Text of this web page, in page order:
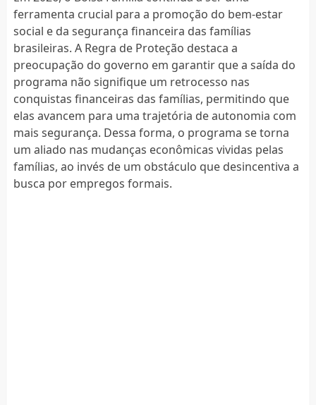
ferramenta crucial para a promoção do bem-estar
social e da segurança financeira das famílias
brasileiras. A Regra de Proteção destaca a
preocupação do governo em garantir que a saída do
programa não signifique um retrocesso nas
conquistas financeiras das famílias, permitindo que
elas avancem para uma trajetória de autonomia com
mais segurança. Dessa forma, o programa se torna
um aliado nas mudanças econômicas vividas pelas
famílias, ao invés de um obstáculo que desincentiva a
busca por empregos formais.